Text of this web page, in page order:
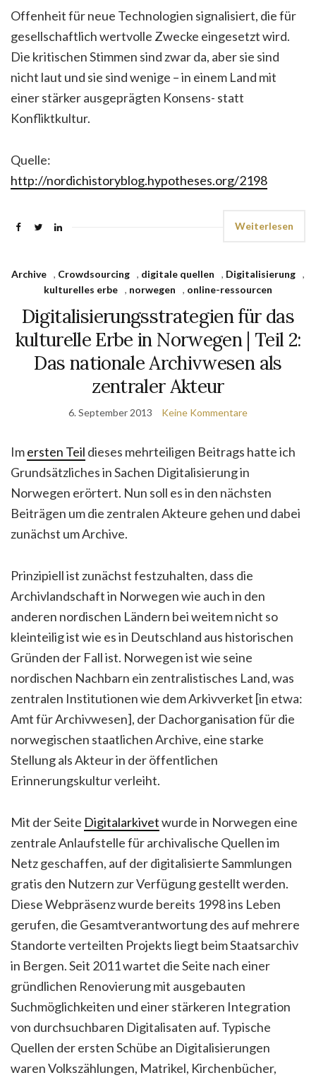
Offenheit für neue Technologien signalisiert, die für
gesellschaftlich wertvolle Zwecke eingesetzt wird.
Die kritischen Stimmen sind zwar da, aber sie sind
nicht laut und sie sind wenige – in einem Land mit
einer stärker ausgeprägten Konsens- statt
Konfliktkultur.
Quelle:
http://nordichistoryblog.hypotheses.org/2198
Weiterlesen
Archive , Crowdsourcing , digitale quellen , Digitalisierung ,
kulturelles erbe , norwegen , online-ressourcen
Digitalisierungsstrategien für das
kulturelle Erbe in Norwegen | Teil 2:
Das nationale Archivwesen als
zentraler Akteur
6. September 2013 Keine Kommentare
Imersten Teil dieses mehrteiligen Beitrags hatte ich
Grundsätzliches in Sachen Digitalisierung in
Norwegen erörtert. Nun soll es in den nächsten
Beiträgen um die zentralen Akteure gehen und dabei
zunächst um Archive.
Prinzipiell ist zunächst festzuhalten, dass die
Archivlandschaft in Norwegen wie auch in den
anderen nordischen Ländern bei weitem nicht so
kleinteilig ist wie es in Deutschland aus historischen
Gründen der Fall ist. Norwegen ist wie seine
nordischen Nachbarn ein zentralistisches Land, was
zentralen Institutionen wie dem Arkivverket [in etwa:
Amt für Archivwesen], der Dachorganisation für die
norwegischen staatlichen Archive, eine starke
Stellung als Akteur in der öffentlichen
Erinnerungskultur verleiht.
Mit der Seite Digitalarkivetwurde in Norwegen eine
zentrale Anlaufstelle für archivalische Quellen im
Netz geschaffen, auf der digitalisierte Sammlungen
gratis den Nutzern zur Verfügung gestellt werden.
Diese Webpräsenz wurde bereits 1998 ins Leben
gerufen, die Gesamtverantwortung des auf mehrere
Standorte verteilten Projekts liegt beim Staatsarchiv
in Bergen. Seit 2011 wartet die Seite nach einer
gründlichen Renovierung mit ausgebauten
Suchmöglichkeiten und einer stärkeren Integration
von durchsuchbaren Digitalisaten auf. Typische
Quellen der ersten Schübe an Digitalisierungen
waren Volkszählungen, Matrikel, Kirchenbücher,